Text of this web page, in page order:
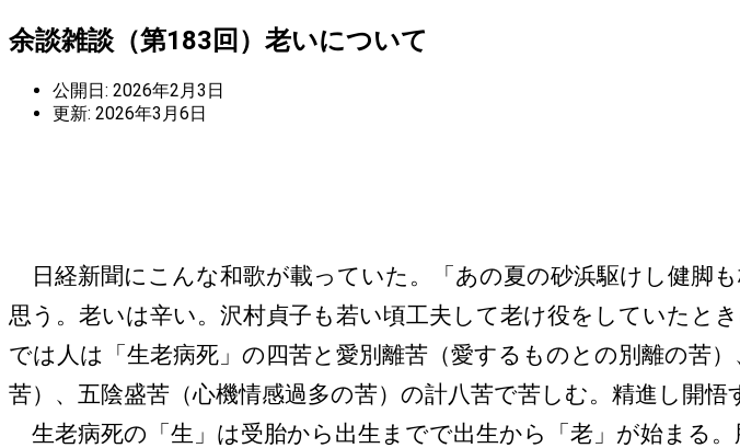
余談雑談（第183回）老いについて
公開日: 2026年2月3日
更新: 2026年3月6日
日経新聞にこんな和歌が載っていた。「あの夏の砂浜駆けし健脚
思う。老いは辛い。沢村貞子も若い頃工夫して老け役をしていた
では人は「生老病死」の四苦と愛別離苦（愛するものとの別離の苦
苦）、五陰盛苦（心機情感過多の苦）の計八苦で苦しむ。精進し開
生老病死の「生」は受胎から出生までで出生から「老」が始まる